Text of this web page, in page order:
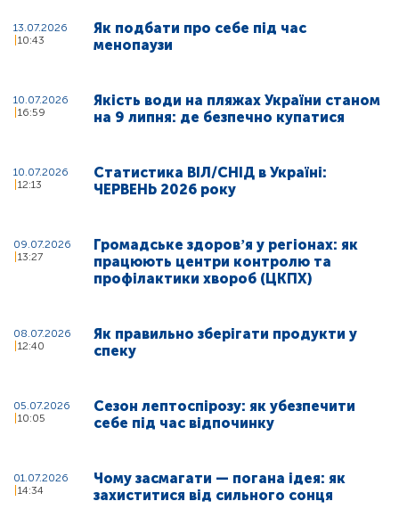
13.07.2026
10:43
Як подбати про себе під час
менопаузи
10.07.2026
16:59
Якість води на пляжах України станом
на 9 липня: де безпечно купатися
10.07.2026
12:13
Статистика ВІЛ/СНІД в Україні:
ЧЕРВЕНЬ 2026 року
09.07.2026
13:27
Громадське здоровʼя у регіонах: як
працюють центри контролю та
профілактики хвороб (ЦКПХ)
08.07.2026
12:40
Як правильно зберігати продукти у
спеку
05.07.2026
10:05
Сезон лептоспірозу: як убезпечити
себе під час відпочинку
01.07.2026
14:34
Чому засмагати — погана ідея: як
захиститися від сильного сонця